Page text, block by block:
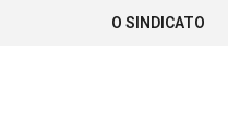
O SINDICATO